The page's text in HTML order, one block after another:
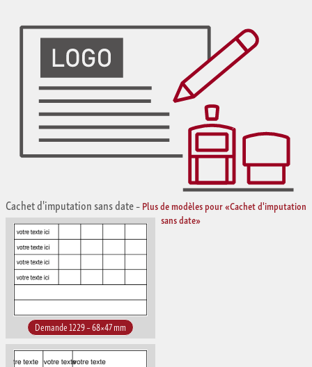
Cachet d'imputation sans date–Plus de modèles pour «Cachet d'imputation
sans date»
Demande 1229 – 68×47 mm